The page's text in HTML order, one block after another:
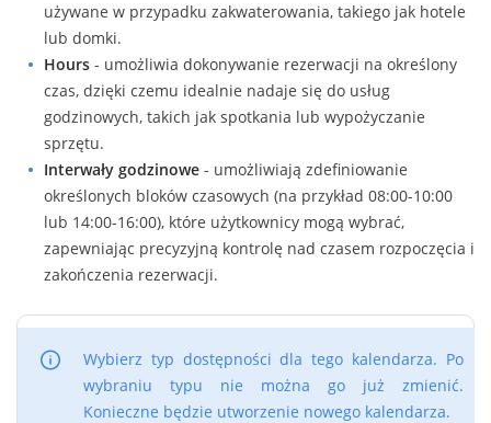
używane w przypadku zakwaterowania, takiego jak hotele
lub domki.
Hours - umożliwia dokonywanie rezerwacji na określony
czas, dzięki czemu idealnie nadaje się do usług
godzinowych, takich jak spotkania lub wypożyczanie
sprzętu.
Interwały godzinowe - umożliwiają zdefiniowanie
określonych bloków czasowych (na przykład 08:00-10:00
lub 14:00-16:00), które użytkownicy mogą wybrać,
zapewniając precyzyjną kontrolę nad czasem rozpoczęcia i
zakończenia rezerwacji.
Wybierz typ dostępności dla tego kalendarza. Po
wybraniu typu nie można go już zmienić.
Konieczne będzie utworzenie nowego kalendarza.